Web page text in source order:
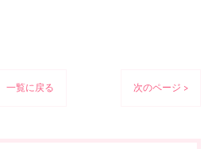
一覧に戻る 次のページ >